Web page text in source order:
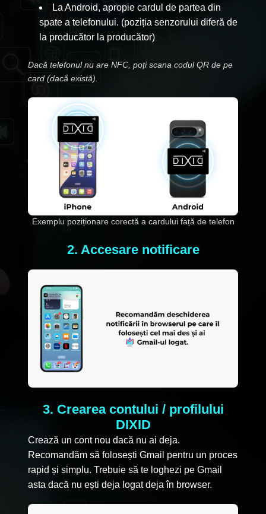
La Android, apropie cardul de partea din
spate a telefonului. (poziția senzorului diferă de
la producător la producător)
Dacă telefonul nu are NFC, poți scana codul QR de pe
card (dacă există).
Exemplu poziționare corectă a cardului față de telefon
2. Accesare notificare
3. Crearea contului / profilului
DIXID
Crează un cont nou dacă nu ai deja.
Recomandăm să folosești Gmail pentru un proces
rapid și simplu. Trebuie să te loghezi pe Gmail
asta dacă nu ești deja logat deja în browser.